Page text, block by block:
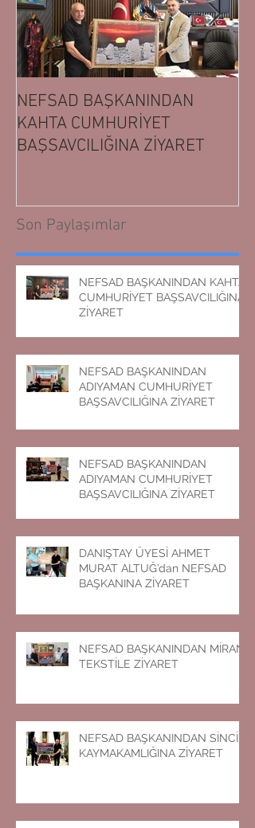
NEFSAD BAŞKANINDAN
KAHTA CUMHURİYET
BAŞSAVCILIĞINA ZİYARET
Son Paylaşımlar
NEFSAD BAŞKANINDAN KAHTA
CUMHURİYET BAŞSAVCILIĞINA
ZİYARET
NEFSAD BAŞKANINDAN
ADIYAMAN CUMHURİYET
BAŞSAVCILIĞINA ZİYARET
NEFSAD BAŞKANINDAN
ADIYAMAN CUMHURİYET
BAŞSAVCILIĞINA ZİYARET
DANIŞTAY ÜYESİ AHMET
MURAT ALTUĞ’dan NEFSAD
BAŞKANINA ZİYARET
NEFSAD BAŞKANINDAN MİRAN
TEKSTİLE ZİYARET
NEFSAD BAŞKANINDAN SİNCİK
KAYMAKAMLIĞINA ZİYARET